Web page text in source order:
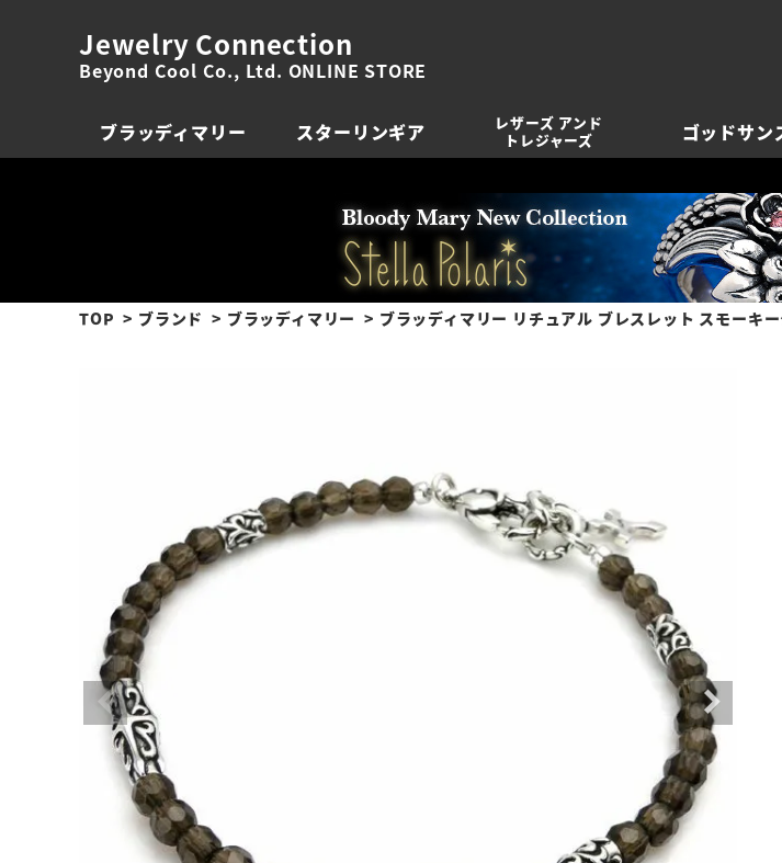
Jewelry Connection
Beyond Cool Co., Ltd. ONLINE STORE
ブラッディマリー スターリンギア
レザーズ アンド
トレジャーズ
ゴッドサン
TOP ブランド ブラッディマリー ブラッディマリー リチュアル ブレスレット スモーキ